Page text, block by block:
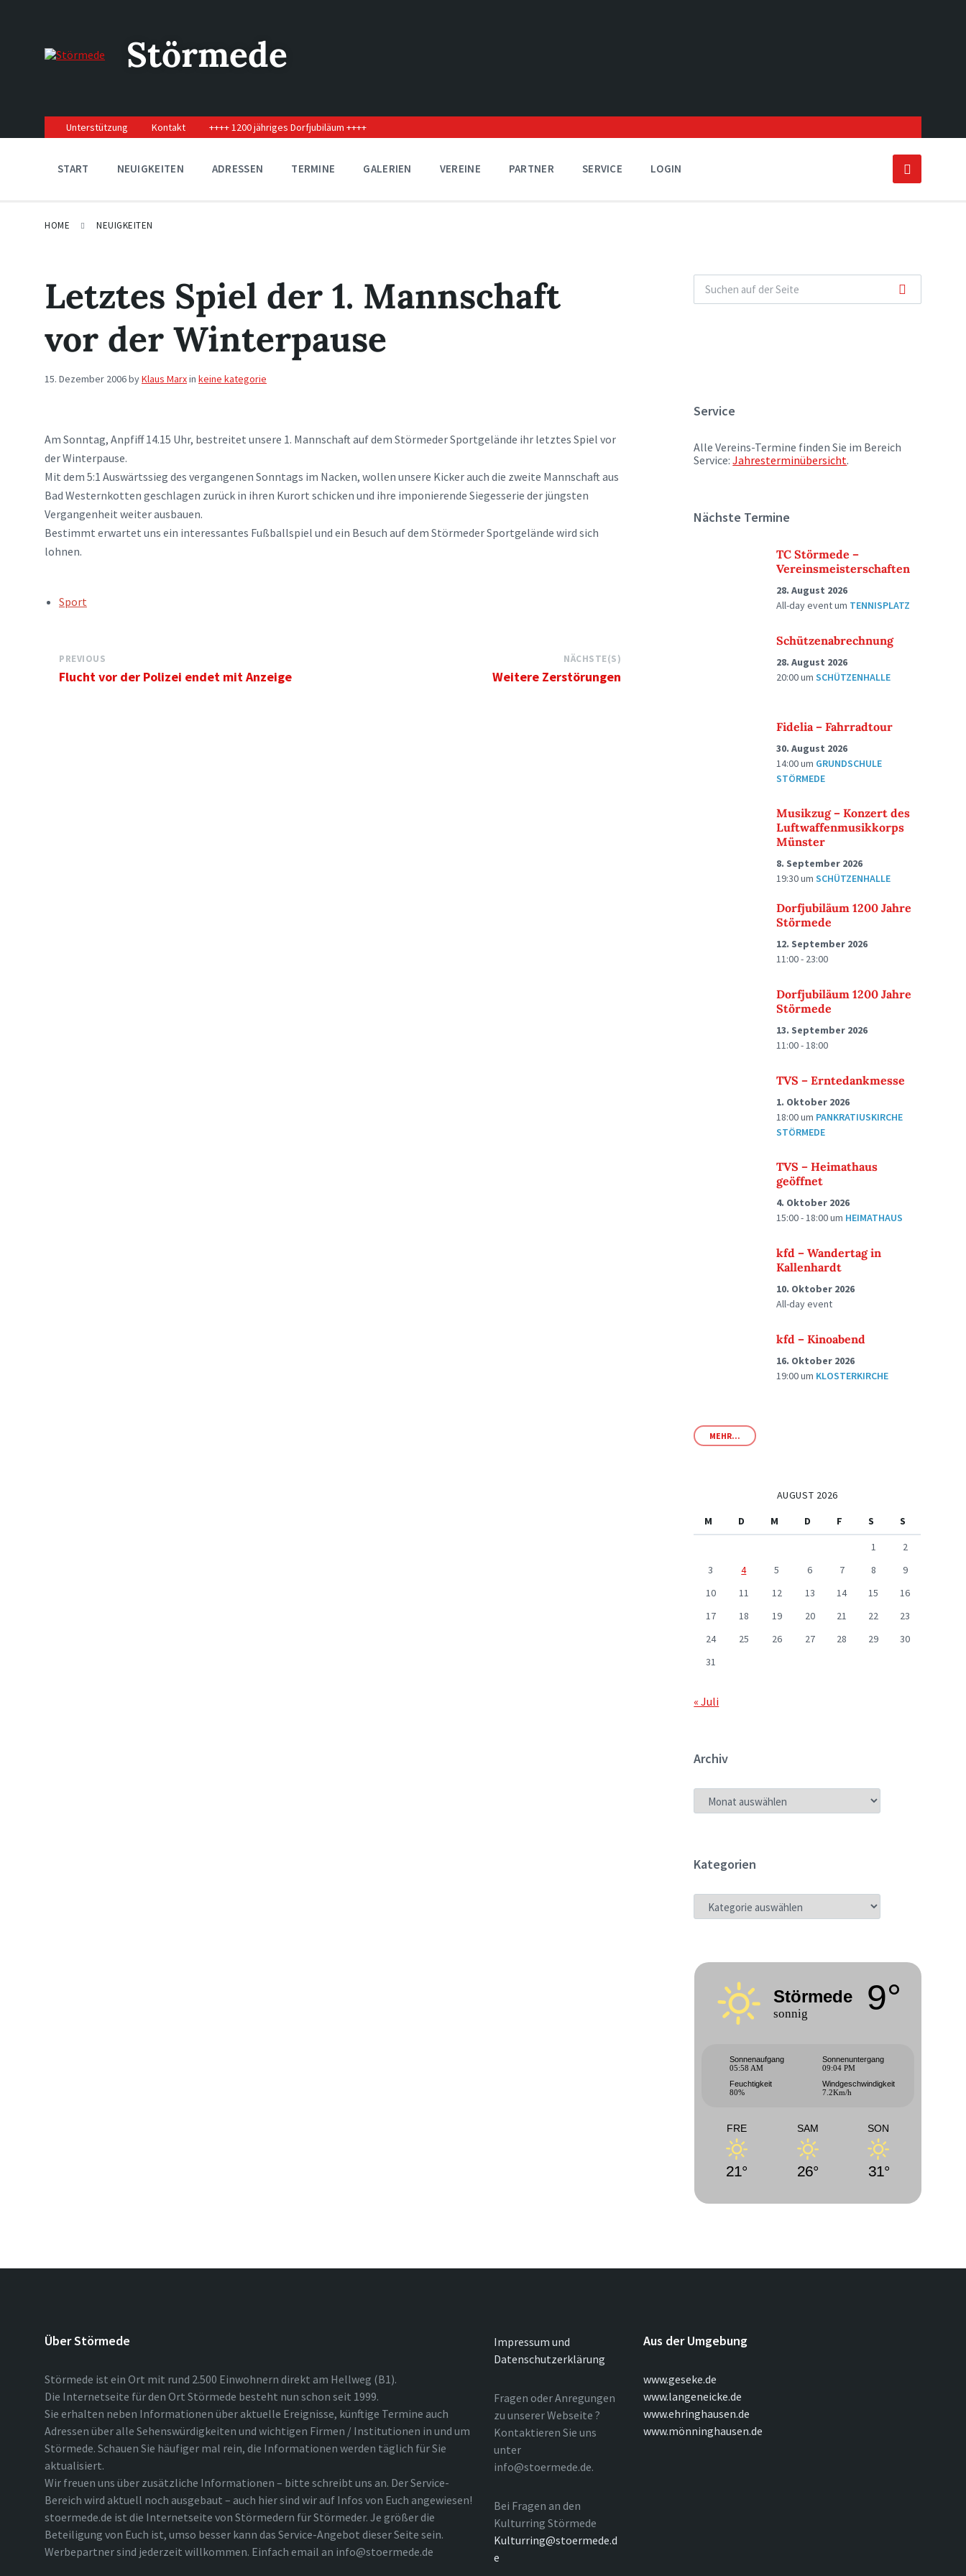
navigation
Störmede
Unterstützung Kontakt ++++ 1200 jähriges Dorfjubiläum ++++
START NEUIGKEITEN ADRESSEN TERMINE GALERIEN VEREINE PARTNER SERVICE LOGIN
HOME NEUIGKEITEN
Letztes Spiel der 1. Mannschaft
vor der Winterpause
15. Dezember 2006byKlaus Marxin keine kategorie
Am Sonntag, Anpfiff 14.15 Uhr, bestreitet unsere 1. Mannschaft auf dem Störmeder Sportgelände ihr letztes Spiel vor
der Winterpause.
Mit dem 5:1 Auswärtssieg des vergangenen Sonntags im Nacken, wollen unsere Kicker auch die zweite Mannschaft aus
Bad Westernkotten geschlagen zurück in ihren Kurort schicken und ihre imponierende Siegesserie der jüngsten
Vergangenheit weiter ausbauen.
Bestimmt erwartet uns ein interessantes Fußballspiel und ein Besuch auf dem Störmeder Sportgelände wird sich
lohnen.
TAGS:Sport
PREVIOUS
Flucht vor der Polizei endet mit Anzeige
NÄCHSTE(S)
Weitere Zerstörungen
Service
Alle Vereins-Termine finden Sie im Bereich
Service:Jahresterminübersicht.
Nächste Termine
TC Störmede –
Vereinsmeisterschaften
28. August 2026
All-day eventum TENNISPLATZ
Schützenabrechnung
28. August 2026
20:00umSCHÜTZENHALLE
Fidelia – Fahrradtour
30. August 2026
14:00um GRUNDSCHULE
STÖRMEDE
Musikzug – Konzert des
Luftwaffenmusikkorps
Münster
8. September 2026
19:30umSCHÜTZENHALLE
Dorfjubiläum 1200 Jahre
Störmede
12. September 2026
11:00 - 23:00
Dorfjubiläum 1200 Jahre
Störmede
13. September 2026
11:00 - 18:00
TVS – Erntedankmesse
1. Oktober 2026
18:00um PANKRATIUSKIRCHE
STÖRMEDE
TVS – Heimathaus
geöffnet
4. Oktober 2026
15:00 - 18:00um HEIMATHAUS
kfd – Wandertag in
Kallenhardt
10. Oktober 2026
All-day event
kfd – Kinoabend
16. Oktober 2026
19:00um KLOSTERKIRCHE
MEHR...
AUGUST 2026
M
D M D F S
S
1
2
3
4 5 6 7 8
9
10
11 12 13 14 15
16
17
18 19 20 21 22
23
24
25 26 27 28 29
30
31
« Juli
Archiv
ARCHIV
Kategorien
KATEGORIEN
Störmede
sonnig 9°
Sonnenaufgang
05:58 AM
Sonnenuntergang
09:04 PM
Feuchtigkeit
80%
Windgeschwindigkeit
7.2Km/h
FRE
21°
SAM
26°
SON
31°
Über Störmede
Störmede ist ein Ort mit rund 2.500 Einwohnern direkt am Hellweg (B1).
Die Internetseite für den Ort Störmede besteht nun schon seit 1999.
Sie erhalten neben Informationen über aktuelle Ereignisse, künftige Termine auch
Adressen über alle Sehenswürdigkeiten und wichtigen Firmen / Institutionen in und um
Störmede. Schauen Sie häufiger mal rein, die Informationen werden täglich für Sie
aktualisiert.
Wir freuen uns über zusätzliche Informationen – bitte schreibt uns an. Der Service-
Bereich wird aktuell noch ausgebaut – auch hier sind wir auf Infos von Euch angewiesen!
stoermede.de ist die Internetseite von Störmedern für Störmeder. Je größer die
Beteiligung von Euch ist, umso besser kann das Service-Angebot dieser Seite sein.
Werbepartner sind jederzeit willkommen. Einfach email an info@stoermede.de
Impressum und
Datenschutzerklärung
Fragen oder Anregungen
zu unserer Webseite ?
Kontaktieren Sie uns
unter
info@stoermede.de.
Bei Fragen an den
Kulturring Störmede
Kulturring@stoermede.d
e
Aus der Umgebung
www.geseke.de
www.langeneicke.de
www.ehringhausen.de
www.mönninghausen.de